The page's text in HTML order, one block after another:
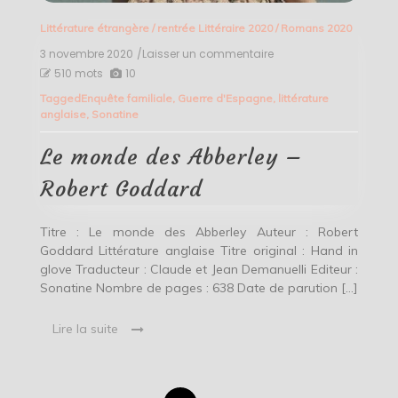
Littérature étrangère/ rentrée Littéraire 2020/ Romans 2020
3 novembre 2020 /Laisser un commentaireon
des
Goddard
510 mots 10
TaggedEnquête familiale, Guerre d'Espagne, littérature
anglaise, Sonatine
Le monde des Abberley –
Robert Goddard
Titre : Le monde des Abberley Auteur : Robert
Goddard Littérature anglaise Titre original : Hand in
glove Traducteur : Claude et Jean Demanuelli Editeur :
Sonatine Nombre de pages : 638 Date de parution […]
Lire la suite